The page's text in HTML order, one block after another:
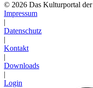
© 2026 Das Kulturportal der
Impressum
|
Datenschutz
|
Kontakt
|
Downloads
|
Login